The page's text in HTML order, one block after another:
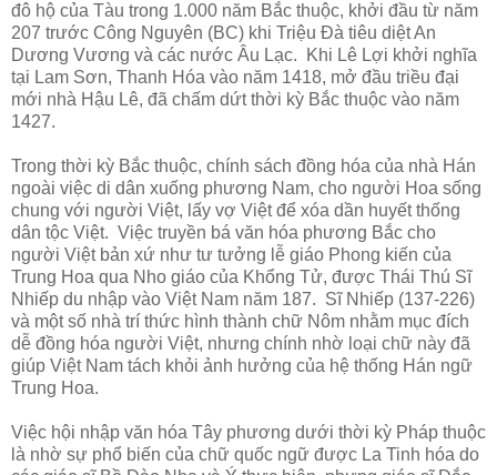
đô hộ của Tàu trong 1.000 năm Bắc thuộc, khởi đầu từ năm
207 trước Công Nguyên (BC) khi Triệu Đà tiêu diệt An
Dương Vương và các nước Âu Lạc. Khi Lê Lợi khởi nghĩa
tại Lam Sơn, Thanh Hóa vào năm 1418, mở đầu triều đại
mới nhà Hậu Lê, đã chấm dứt thời kỳ Bắc thuộc vào năm
1427.
Trong thời kỳ Bắc thuộc, chính sách đồng hóa của nhà Hán
ngoài việc di dân xuống phương Nam, cho người Hoa sống
chung với người Việt, lấy vợ Việt để xóa dần huyết thống
dân tộc Việt. Việc truyền bá văn hóa phương Bắc cho
người Việt bản xứ như tư tưởng lễ giáo Phong kiến của
Trung Hoa qua Nho giáo của Khổng Tử, được Thái Thú Sĩ
Nhiếp du nhập vào Việt Nam năm 187. Sĩ Nhiếp (137-226)
và một số nhà trí thức hình thành chữ Nôm nhằm mục đích
dễ đồng hóa người Việt, nhưng chính nhờ loại chữ này đã
giúp Việt Nam tách khỏi ảnh hưởng của hệ thống Hán ngữ
Trung Hoa.
Việc hội nhập văn hóa Tây phương dưới thời kỳ Pháp thuộc
là nhờ sự phổ biến của chữ quốc ngữ được La Tinh hóa do